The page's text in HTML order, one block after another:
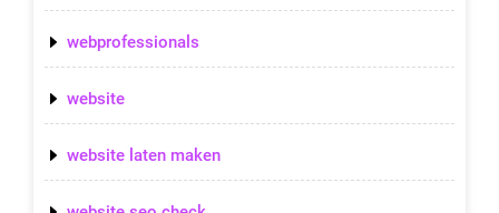
webprofessionals
website
website laten maken